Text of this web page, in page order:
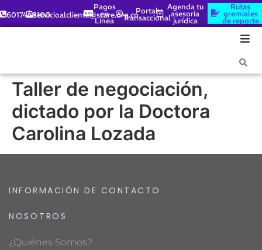
6017448100servicioalcliente@scare.org.co
Pagos
en
Línea
Portal
Transaccional
Agenda tu
asesoría
jurídica
Rutas
gremiales
de reporte
Taller de negociación,
dictado por la Doctora
Carolina Lozada
INFORMACIÓN DE CONTACTO
NOSOTROS
¿Quiénes Somos?